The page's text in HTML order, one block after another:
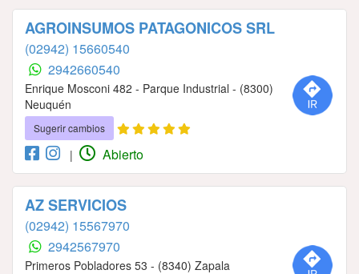
AGROINSUMOS PATAGONICOS SRL
(02942) 15660540
2942660540
Enrique Mosconi 482 - Parque Industrial - (8300)
Neuquén
Sugerir cambios
| Abierto
AZ SERVICIOS
(02942) 15567970
2942567970
Primeros Pobladores 53 - (8340) Zapala